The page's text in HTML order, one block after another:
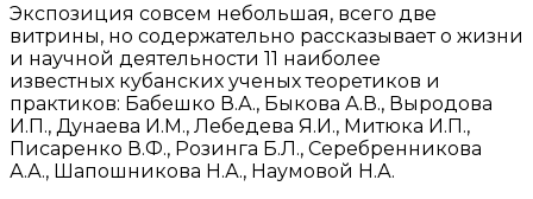
Экспозиция совсем небольшая, всего две
витрины, но содержательно рассказывает о жизни
и научной деятельности 11 наиболее
известных кубанских ученых теоретиков и
практиков: Бабешко В.А., Быкова А.В., Выродова
И.П., Дунаева И.М., Лебедева Я.И., Митюка И.П.,
Писаренко В.Ф., Розинга Б.Л., Серебренникова
А.А., Шапошникова Н.А., Наумовой Н.А.